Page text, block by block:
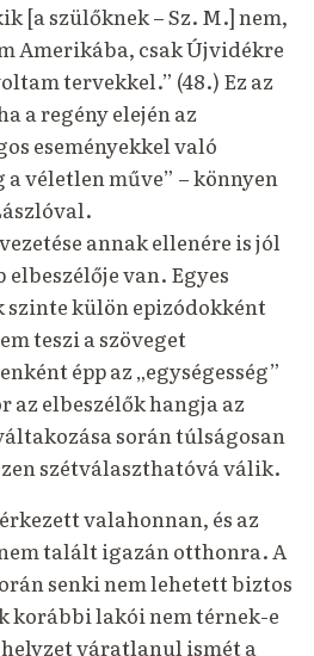
[a szülőknek – Sz. M.] nem,
Amerikába, csak Újvidékre
tervekkel.” (48.) Ez az
a regény elején az
eseményekkel való
a véletlen műve” – könnyen
annak ellenére is jól
van. Egyes
szinte külön epizódokként
teszi a szöveget
épp az „egységesség”
elbeszélők hangja az
során túlságosan
szétválaszthatóvá válik.
valahonnan, és az
talált igazán otthonra. A
senki nem lehetett biztos
korábbi lakói nem térnek-e
váratlanul ismét a